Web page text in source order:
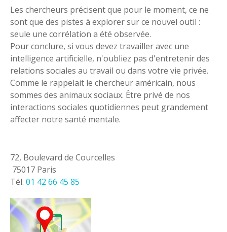
Les chercheurs précisent que pour le moment, ce ne
sont que des pistes à explorer sur ce nouvel outil :
seule une corrélation a été observée.
Pour conclure, si vous devez travailler avec une
intelligence artificielle, n'oubliez pas d'entretenir des
relations sociales au travail ou dans votre vie privée.
Comme le rappelait le chercheur américain, nous
sommes des animaux sociaux. Être privé de nos
interactions sociales quotidiennes peut grandement
affecter notre santé mentale.
72, Boulevard de Courcelles
75017 Paris
Tél. 01 42 66 45 85